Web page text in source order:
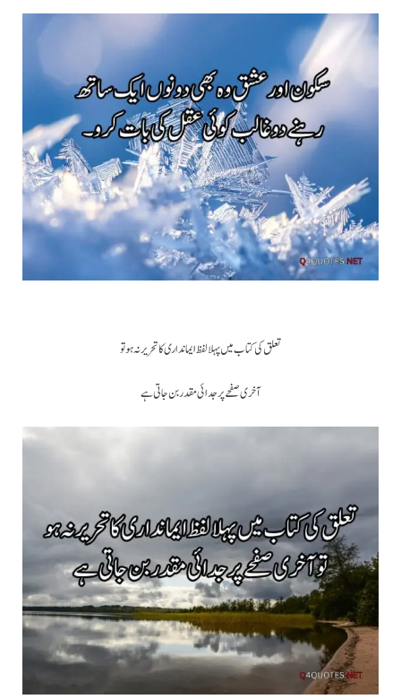
تعلق کی کتاب میں پہلا لفظ ایمانداری کا تحریر نہ ہو تو
آخری صفحے پر جدائی مقدر بن جاتی ہے